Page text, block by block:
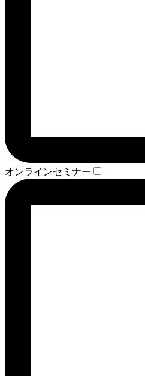
オンラインセミナー